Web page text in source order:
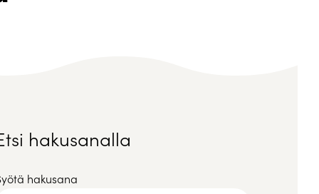
hakusanalla
hakusana